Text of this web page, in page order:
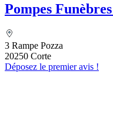
Pompes
secondaire
3 Rampe Pozza
20250 Corte
Déposez le premier avis !